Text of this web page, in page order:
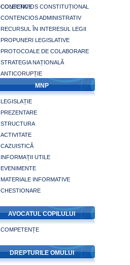
COLECTIVE
CONTENCIOS CONSTITUȚIONAL
CONTENCIOS ADMINISTRATIV
RECURSUL ÎN INTERESUL LEGII
PROPUNERI LEGISLATIVE
PROTOCOALE DE COLABORARE
STRATEGIA NAȚIONALĂ
ANTICORUPȚIE
MNP
LEGISLAȚIE
PREZENTARE
STRUCTURA
ACTIVITATE
CAZUISTICĂ
INFORMAȚII UTILE
EVENIMENTE
MATERIALE INFORMATIVE
CHESTIONARE
AVOCATUL COPILULUI
COMPETENȚE
DREPTURILE OMULUI